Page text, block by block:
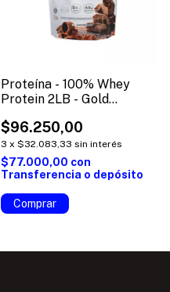
Proteína - 100% Whey
Protein 2LB - Gold
$96.250,00
3 x $32.083,33 sin interés
$77.000,00 con
Transferencia o depósito
Comprar